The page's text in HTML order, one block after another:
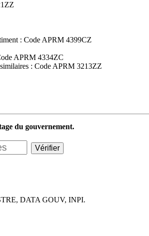
: Code APRM 4399CZ
APRM 4334ZC
: Code APRM 3213ZZ
du gouvernement.
DATA GOUV, INPI.